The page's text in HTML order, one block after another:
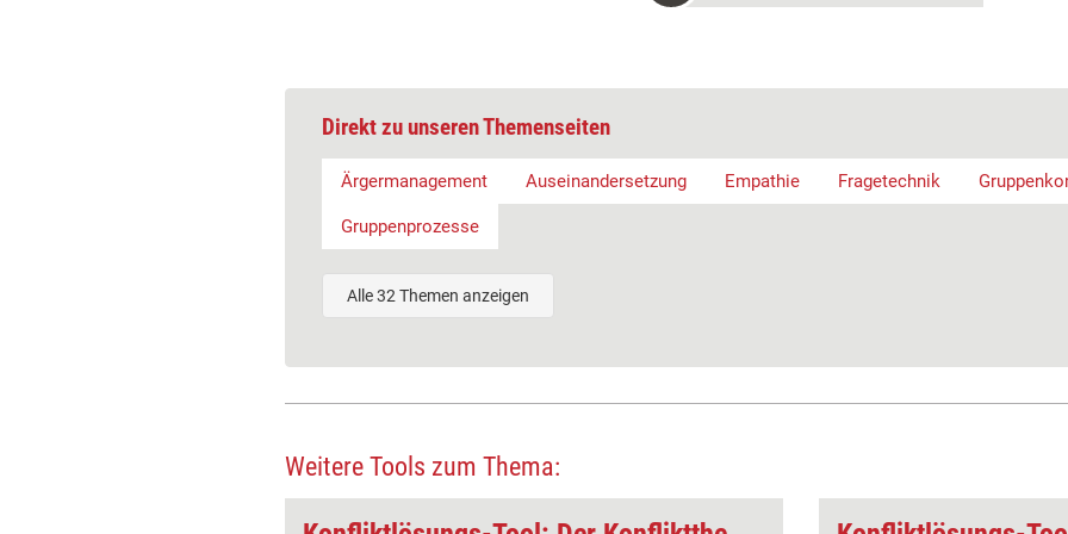
Direkt zu unseren Themenseiten
Ärgermanagement Auseinandersetzung Empathie Fragetechnik
Gruppenprozesse
Alle 32 Themen anzeigen
Weitere Tools zum Thema: